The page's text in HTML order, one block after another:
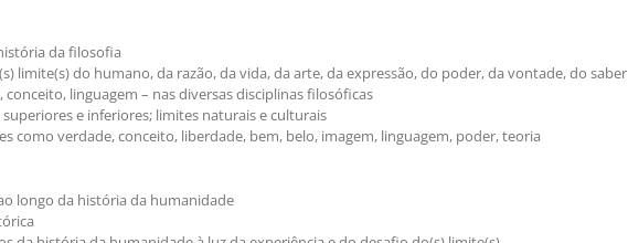
da filosofia
limite(s) do humano, da razão, da vida, da arte, da expressão, do poder, da vontade, do saber
linguagem – nas diversas disciplinas filosóficas
e inferiores; limites naturais e culturais
como verdade, conceito, liberdade, bem, belo, imagem, linguagem, poder, teoria
longo da história da humanidade